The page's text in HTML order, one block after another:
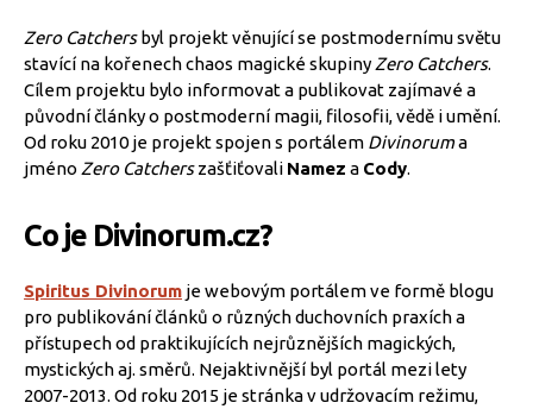
Zero Catchersbyl projekt věnující se postmodernímu světu
stavící na kořenech chaos magické skupiny Zero Catchers.
Cílem projektu bylo informovat a publikovat zajímavé a
původní články o postmoderní magii, filosofii, vědě i umění.
Od roku 2010 je projekt spojen s portálem Divinoruma
jméno Zero Catcherszašťiťovali Namez a Cody.
Co je Divinorum.cz?
Spiritus Divinorum je webovým portálem ve formě blogu
pro publikování článků o různých duchovních praxích a
přístupech od praktikujících nejrůznějších magických,
mystických aj. směrů. Nejaktivnější byl portál mezi lety
2007-2013. Od roku 2015 je stránka v udržovacím režimu,